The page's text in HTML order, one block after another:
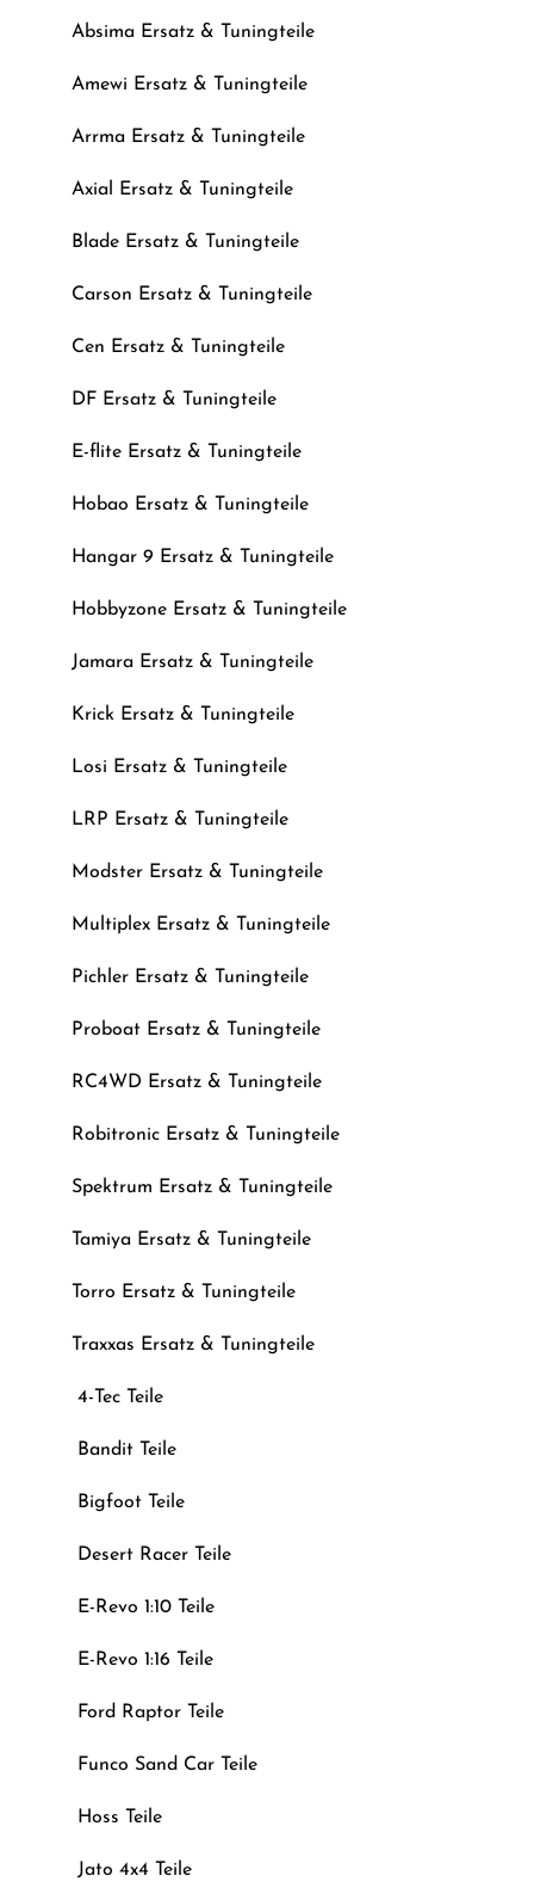
Absima Ersatz & Tuningteile
Amewi Ersatz & Tuningteile
Arrma Ersatz & Tuningteile
Axial Ersatz & Tuningteile
Blade Ersatz & Tuningteile
Carson Ersatz & Tuningteile
Cen Ersatz & Tuningteile
DF Ersatz & Tuningteile
E-flite Ersatz & Tuningteile
Hobao Ersatz & Tuningteile
Hangar 9 Ersatz & Tuningteile
Hobbyzone Ersatz & Tuningteile
Jamara Ersatz & Tuningteile
Krick Ersatz & Tuningteile
Losi Ersatz & Tuningteile
LRP Ersatz & Tuningteile
Modster Ersatz & Tuningteile
Multiplex Ersatz & Tuningteile
Pichler Ersatz & Tuningteile
Proboat Ersatz & Tuningteile
RC4WD Ersatz & Tuningteile
Robitronic Ersatz & Tuningteile
Spektrum Ersatz & Tuningteile
Tamiya Ersatz & Tuningteile
Torro Ersatz & Tuningteile
Traxxas Ersatz & Tuningteile
4-Tec Teile
Bandit Teile
Bigfoot Teile
Desert Racer Teile
E-Revo 1:10 Teile
E-Revo 1:16 Teile
Ford Raptor Teile
Funco Sand Car Teile
Hoss Teile
Jato 4x4 Teile